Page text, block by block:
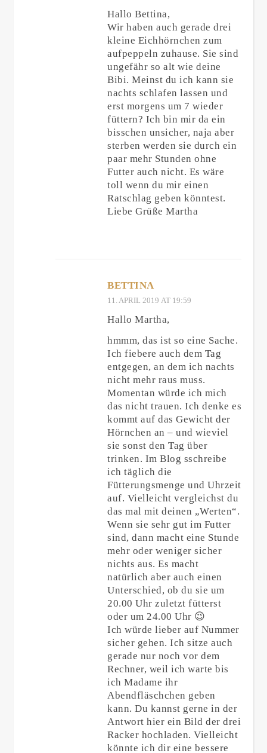
Hallo Bettina,
Wir haben auch gerade drei
kleine Eichhörnchen zum
aufpeppeln zuhause. Sie sind
ungefähr so alt wie deine
Bibi. Meinst du ich kann sie
nachts schlafen lassen und
erst morgens um 7 wieder
füttern? Ich bin mir da ein
bisschen unsicher, naja aber
sterben werden sie durch ein
paar mehr Stunden ohne
Futter auch nicht. Es wäre
toll wenn du mir einen
Ratschlag geben könntest.
Liebe Grüße Martha
BETTINA
11. APRIL 2019 AT 19:59
Hallo Martha,
hmmm, das ist so eine Sache.
Ich fiebere auch dem Tag
entgegen, an dem ich nachts
nicht mehr raus muss.
Momentan würde ich mich
das nicht trauen. Ich denke es
kommt auf das Gewicht der
Hörnchen an – und wieviel
sie sonst den Tag über
trinken. Im Blog sschreibe
ich täglich die
Fütterungsmenge und Uhrzeit
auf. Vielleicht vergleichst du
das mal mit deinen „Werten“.
Wenn sie sehr gut im Futter
sind, dann macht eine Stunde
mehr oder weniger sicher
nichts aus. Es macht
natürlich aber auch einen
Unterschied, ob du sie um
20.00 Uhr zuletzt fütterst
oder um 24.00 Uhr 😉
Ich würde lieber auf Nummer
sicher gehen. Ich sitze auch
gerade nur noch vor dem
Rechner, weil ich warte bis
ich Madame ihr
Abendfläschchen geben
kann. Du kannst gerne in der
Antwort hier ein Bild der drei
Racker hochladen. Vielleicht
könnte ich dir eine bessere